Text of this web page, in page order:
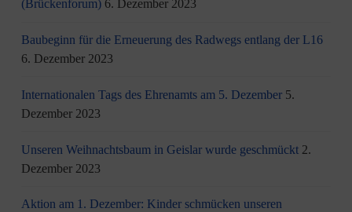
(Brückenforum) 6. Dezember 2023
Baubeginn für die Erneuerung des Radwegs entlang der L16
6. Dezember 2023
Internationalen Tags des Ehrenamts am 5. Dezember 5.
Dezember 2023
Unseren Weihnachtsbaum in Geislar wurde geschmückt 2.
Dezember 2023
Aktion am 1. Dezember: Kinder schmücken unseren